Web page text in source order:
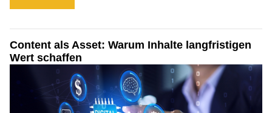
Content als Asset: Warum Inhalte langfristigen
Wert schaffen